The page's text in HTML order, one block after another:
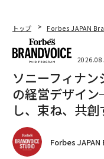
トップ Forbes JAPAN
ソニーフィナ
の経営デザイ
し、束ね、共創
Forbes